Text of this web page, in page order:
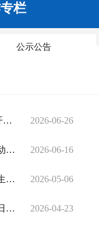
栏
公示公告
2026-06-26
“6·25”全国土地日：城步自然资源局开展主题宣传活动
2026-06-16
关于《城步苗族自治县国土空间规划动态维护调整完善（2026）》的公示
2026-05-06
城步苗族自治县自然资源局召开安全生产工作调度会 筑牢自然资源领域安全防线
2026-04-23
城步自然资源局开展第57个世界地球日宣传活动